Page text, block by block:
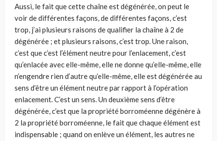
Aussi, le fait que cette chaîne est dégénérée, on peut le
voir de différentes façons, de dif­férentes façons, c’est
trop, j’ai plusieurs raisons de qualifier la chaîne à 2 de
dégénérée ; et plusieurs raisons, c’est trop. Une raison,
c’est que c’est l’élé­ment neutre pour l’enlacement, c’est
qu’enlacée avec elle-même, elle ne donne qu’elle-même, elle
n’engendre rien d’autre qu’elle-même, elle est dégénérée au
sens d’être un élément neutre par rapport à l’opération
enla­cement. C’est un sens. Un deuxième sens d’être
dégénérée, c’est que la propriété borroméenne dégénère à
2 la propriété borroméenne, le fait que chaque élément est
indispensable ; quand on enlève un élément, les autres ne